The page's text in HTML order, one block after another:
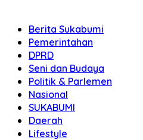
Berita Sukabumi
Pemerintahan
DPRD
Seni dan Budaya
Politik & Parlemen
Nasional
SUKABUMI
Daerah
Lifestyle